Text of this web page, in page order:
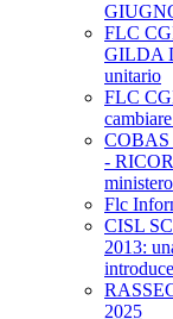
FLC
GILDA
unitario
FLC
COBAS
-
ministero
Flc
CISL
2013:
2025